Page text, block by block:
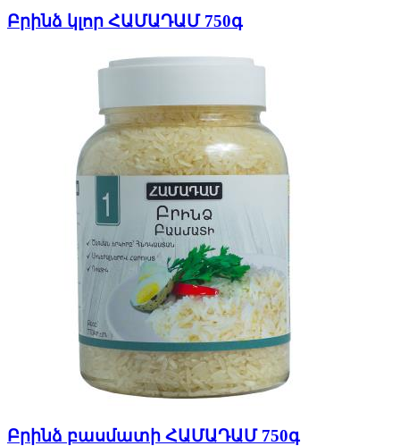
Բրինձ կլոր ՀԱՄԱԴԱՄ 750գ
Բրինձ բասմատի ՀԱՄԱԴԱՄ 750գ